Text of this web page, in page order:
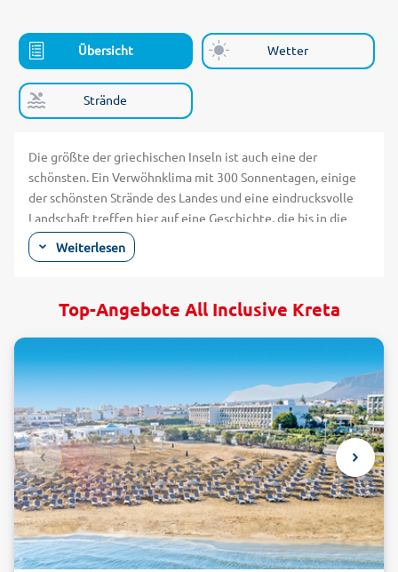
Übersicht Wetter
Strände
Die größte der griechischen Inseln ist auch eine der
schönsten. Ein Verwöhnklima mit 300 Sonnentagen, einige
der schönsten Strände des Landes und eine eindrucksvolle
Landschaft treffen hier auf eine Geschichte, die bis in die
Zeit antiker Mythen und Legenden reicht. Die beste
Reisezeit liegt im Frühjahr und im Herbst. Zu Beginn des
würziger Duft liegt über der Insel. Daher ist es ideal, dass die
Badesaison auf Kreta schon im Mai beginnt. Vor allem an der
Südküste liegen die Wassertemperaturen dann bis in den
November hinein über 20 Grad. Das Highlight für Urlauber,
die eine All-inclusive-Kreta-Reise mit alltours antreten, sind
die zahlreichen Traumstrände. Belebt geht es um die
Inselhauptstadt Iraklio und der schönen Hafenstadt Chania
an der Nordküste zu. Hier gibt es viele Strände, die sich gut
zum Surfing eignen, Tauchspots und gut ausgestattete
Wassersport-Reviere, in denen Wasserski ebenso möglich ist
wie Tretbootfahren. Nur eine kurze Fahrt oder eine schöne
Wanderung entfernt warten einsamen Sandstrände und
Felsbuchten, wo Badeurlauber schattige Plätze unter
Tamariskenbäumen nur mit wilden Schildkröten teilen.
Weiterlesen
Top-Angebote All Inclusive Kreta